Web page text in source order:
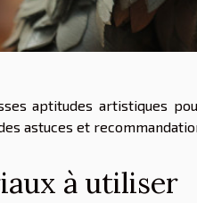
aptitudes artistiques
astuces et
à utiliser